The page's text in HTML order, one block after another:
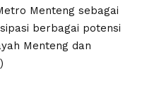
Menteng sebagai
berbagai potensi
Menteng dan